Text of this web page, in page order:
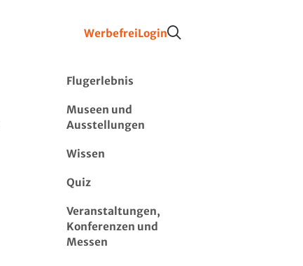
WerbefreiLogin
Flugerlebnis
Museen und
Ausstellungen
Wissen
Quiz
Veranstaltungen,
Konferenzen und
Messen